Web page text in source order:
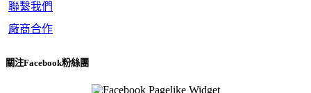
聯繫我們
廠商合作
關注Facebook粉絲團